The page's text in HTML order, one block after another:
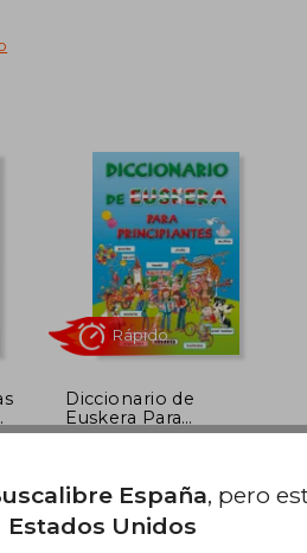
Rápido
Diccionario de
Euskera Para
Principiantes
Susaeta Ediciones, 2010,
Tapa Blanda, Nuevo
España, pero
Estados Unidos